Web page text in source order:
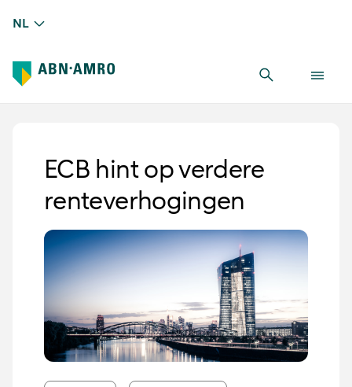
NL
ECB hint op verdere
renteverhogingen